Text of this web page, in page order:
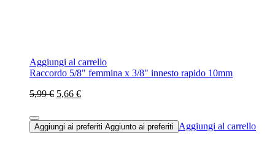
Aggiungi al carrello
Raccordo 5/8" femmina x 3/8" innesto rapido 10mm
5,99 € 5,66 €
Aggiungi ai preferiti Aggiunto ai preferiti Aggiungi al carrello